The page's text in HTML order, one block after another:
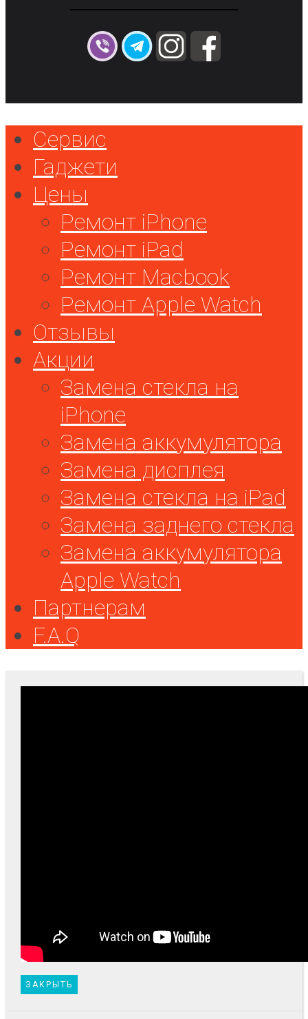
Сервис
Гаджети
Цены
Ремонт iPhone
Ремонт iPad
Ремонт Macbook
Ремонт Apple Watch
Отзывы
Акции
Замена стекла на
iPhone
Замена аккумулятора
Замена дисплея
Замена стекла на iPad
Замена заднего стекла
Замена аккумулятора
Apple Watch
Партнерам
F.A.Q
ЗАКРЫТЬ